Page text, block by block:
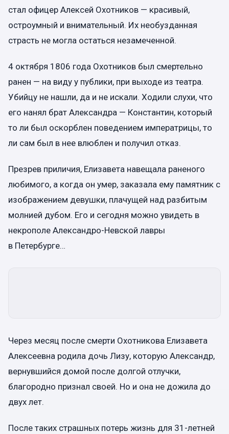
стал офицер Алексей Охотников — красивый,
остроумный и внимательный. Их необузданная
страсть не могла остаться незамеченной.
4 октября 1806 года Охотников был смертельно
ранен — на виду у публики, при выходе из театра.
Убийцу не нашли, да и не искали. Ходили слухи, что
его нанял брат Александра — Константин, который
то ли был оскорблен поведением императрицы, то
ли сам был в нее влюблен и получил отказ.
Презрев приличия, Елизавета навещала раненого
любимого, а когда он умер, заказала ему памятник с
изображением девушки, плачущей над разбитым
молнией дубом. Его и сегодня можно увидеть в
некрополе Александро-Невской лавры
в Петербурге…
Через месяц после смерти Охотникова Елизавета
Алексеевна родила дочь Лизу, которую Александр,
вернувшийся домой после долгой отлучки,
благородно признал своей. Но и она не дожила до
двух лет.
После таких страшных потерь жизнь для 31-летней